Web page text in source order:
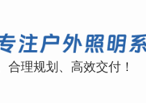
合理规划、高效交付！